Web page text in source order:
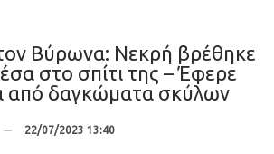
Βύρωνα: Νεκρή βρέθηκε
στο σπίτι της – Έφερε
από δαγκώματα σκύλων
22/07/2023 13:40